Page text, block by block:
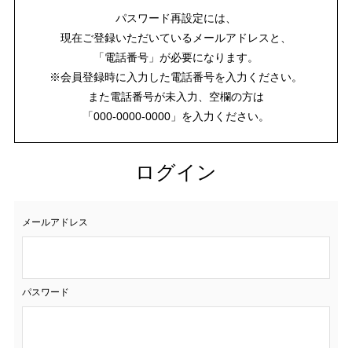
パスワード再設定には、
現在ご登録いただいているメールアドレスと、
「電話番号」が必要になります。
※会員登録時に入力した電話番号を入力ください。
また電話番号が未入力、空欄の方は
「000-0000-0000」を入力ください。
ログイン
メールアドレス
パスワード